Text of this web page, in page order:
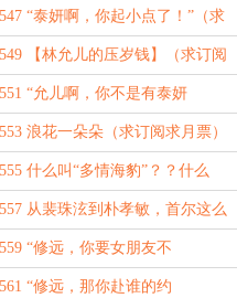
求月票）
547 “泰妍啊，你起小点了！”（求
阅求月票）
549 【林允儿的压岁钱】（求订阅
月票）
551 “允儿啊，你不是有泰妍
。”（求订阅求月票）
553 浪花一朵朵（求订阅求月票）
555 什么叫“多情海豹”？？什么
“闪婚结婚”？？（求订阅求月票）
557 从裴珠泫到朴孝敏，首尔这么
的吗？（求订阅求月票）
559 “修远，你要女朋友不
？”（求订阅求月票）
561 “修远，那你赴谁的约